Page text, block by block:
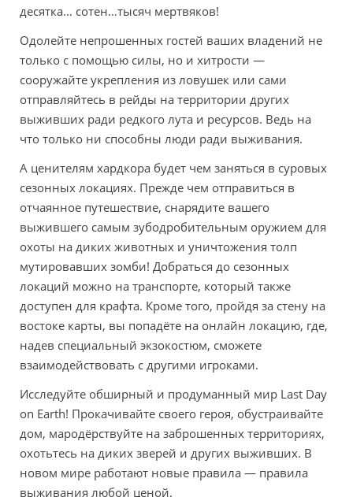
десятка… сотен…тысяч мертвяков!
Одолейте непрошенных гостей ваших владений не
только с помощью силы, но и хитрости —
сооружайте укрепления из ловушек или сами
отправляйтесь в рейды на территории других
выживших ради редкого лута и ресурсов. Ведь на
что только ни способны люди ради выживания.
А ценителям хардкора будет чем заняться в суровых
сезонных локациях. Прежде чем отправиться в
отчаянное путешествие, снарядите вашего
выжившего самым зубодробительным оружием для
охоты на диких животных и уничтожения толп
мутировавших зомби! Добраться до сезонных
локаций можно на транспорте, который также
доступен для крафта. Кроме того, пройдя за стену на
востоке карты, вы попадёте на онлайн локацию, где,
надев специальный экзокостюм, сможете
взаимодействовать с другими игроками.
Исследуйте обширный и продуманный мир Last Day
on Earth! Прокачивайте своего героя, обустраивайте
дом, мародёрствуйте на заброшенных территориях,
охотьтесь на диких зверей и других выживших. В
новом мире работают новые правила — правила
выживания любой ценой.